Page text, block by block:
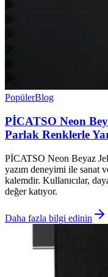
PopülerBlog
PİCATSO Neon
Parlak Renklerle
PİCATSO Neon Beyaz
yazım deneyimi ile sanat
kalemdir. Kullanıcılar,
değer katıyor.
Daha fazla bilgi edinin